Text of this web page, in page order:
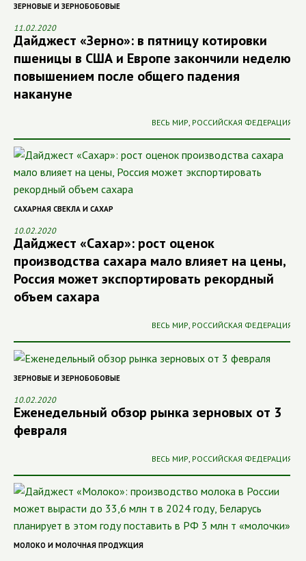
ЗЕРНОВЫЕ И ЗЕРНОБОБОВЫЕ
11.02.2020
Дайджест «Зерно»: в пятницу котировки
пшеницы в США и Европе закончили неделю
повышением после общего падения
накануне
ВЕСЬ МИР РОССИЙСКАЯ ФЕДЕРАЦИЯ
САХАРНАЯ СВЕКЛА И САХАР
10.02.2020
Дайджест «Сахар»: рост оценок
производства сахара мало влияет на цены,
Россия может экспортировать рекордный
объем сахара
ВЕСЬ МИР РОССИЙСКАЯ ФЕДЕРАЦИЯ
ЗЕРНОВЫЕ И ЗЕРНОБОБОВЫЕ
10.02.2020
Еженедельный обзор рынка зерновых от 3
февраля
ВЕСЬ МИР, РОССИЙСКАЯ ФЕДЕРАЦИЯ
МОЛОКО И МОЛОЧНАЯ ПРОДУКЦИЯ